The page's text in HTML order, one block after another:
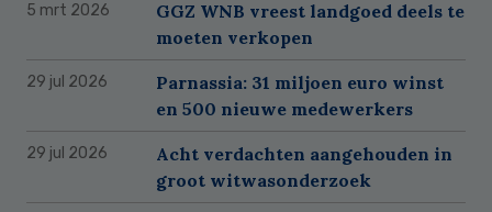
5 mrt 2026
GGZ WNB vreest landgoed deels te
moeten verkopen
29 jul 2026
Parnassia: 31 miljoen euro winst
en 500 nieuwe medewerkers
29 jul 2026
Acht verdachten aangehouden in
groot witwasonderzoek